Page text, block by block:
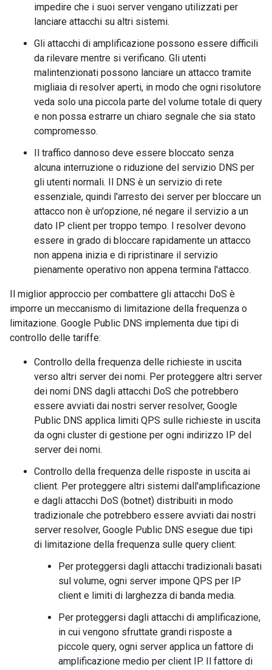
impedire che i suoi server vengano utilizzati per
lanciare attacchi su altri sistemi.
Gli attacchi di amplificazione possono essere difficili
da rilevare mentre si verificano. Gli utenti
malintenzionati possono lanciare un attacco tramite
migliaia di resolver aperti, in modo che ogni risolutore
veda solo una piccola parte del volume totale di query
e non possa estrarre un chiaro segnale che sia stato
compromesso.
Il traffico dannoso deve essere bloccato senza
alcuna interruzione o riduzione del servizio DNS per
gli utenti normali. Il DNS è un servizio di rete
essenziale, quindi l'arresto dei server per bloccare un
attacco non è un'opzione, né negare il servizio a un
dato IP client per troppo tempo. I resolver devono
essere in grado di bloccare rapidamente un attacco
non appena inizia e di ripristinare il servizio
pienamente operativo non appena termina l'attacco.
Il miglior approccio per combattere gli attacchi DoS è
imporre un meccanismo di limitazione della frequenza o
limitazione. Google Public DNS implementa due tipi di
controllo delle tariffe:
Controllo della frequenza delle richieste in uscita
verso altri server dei nomi. Per proteggere altri server
dei nomi DNS dagli attacchi DoS che potrebbero
essere avviati dai nostri server resolver, Google
Public DNS applica limiti QPS sulle richieste in uscita
da ogni cluster di gestione per ogni indirizzo IP del
server dei nomi.
Controllo della frequenza delle risposte in uscita ai
client. Per proteggere altri sistemi dall'amplificazione
e dagli attacchi DoS (botnet) distribuiti in modo
tradizionale che potrebbero essere avviati dai nostri
server resolver, Google Public DNS esegue due tipi
di limitazione della frequenza sulle query client:
Per proteggersi dagli attacchi tradizionali basati
sul volume, ogni server impone QPS per IP
client e limiti di larghezza di banda media.
Per proteggersi dagli attacchi di amplificazione,
in cui vengono sfruttate grandi risposte a
piccole query, ogni server applica un fattore di
amplificazione medio per client IP. Il fattore di